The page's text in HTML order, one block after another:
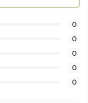
0
0
0
0
0